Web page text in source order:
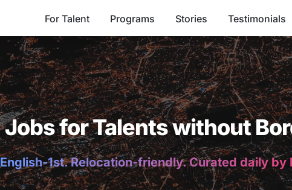
For Talent Programs Stories Testimonials
Jobs for Talents without
English-1st. Relocation-friendly. Curated daily by